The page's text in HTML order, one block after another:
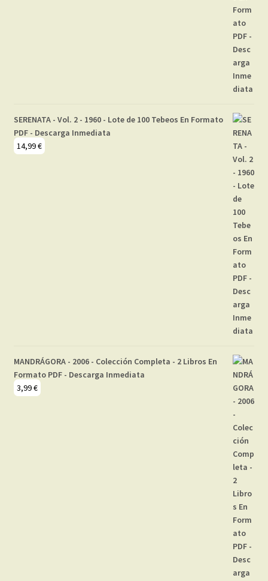
SERENATA - Vol. 2 - 1960 - Lote de 100 Tebeos En Formato
PDF - Descarga Inmediata
14,99€
MANDRÁGORA - 2006 - Colección Completa - 2 Libros En
Formato PDF - Descarga Inmediata
3,99€